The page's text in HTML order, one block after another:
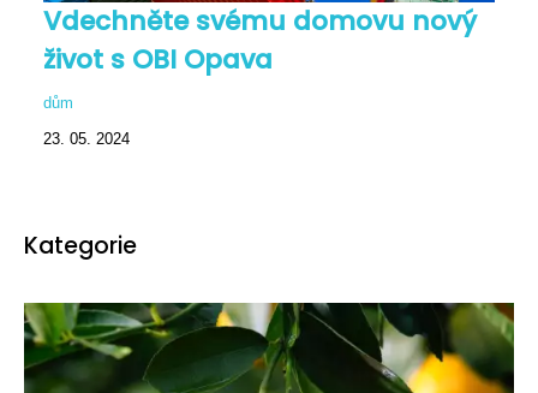
Vdechněte svému domovu nový
život s OBI Opava
dům
23. 05. 2024
Kategorie